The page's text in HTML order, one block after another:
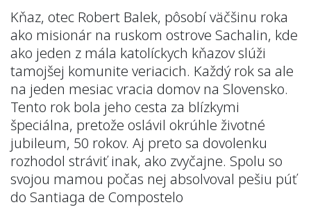
Kňaz, otec Robert Balek, pôsobí väčšinu roka
ako misionár na ruskom ostrove Sachalin, kde
ako jeden z mála katolíckych kňazov slúži
tamojšej komunite veriacich. Každý rok sa ale
na jeden mesiac vracia domov na Slovensko.
Tento rok bola jeho cesta za blízkymi
špeciálna, pretože oslávil okrúhle životné
jubileum, 50 rokov. Aj preto sa dovolenku
rozhodol stráviť inak, ako zvyčajne. Spolu so
svojou mamou počas nej absolvoval pešiu púť
do Santiaga de Compostelo